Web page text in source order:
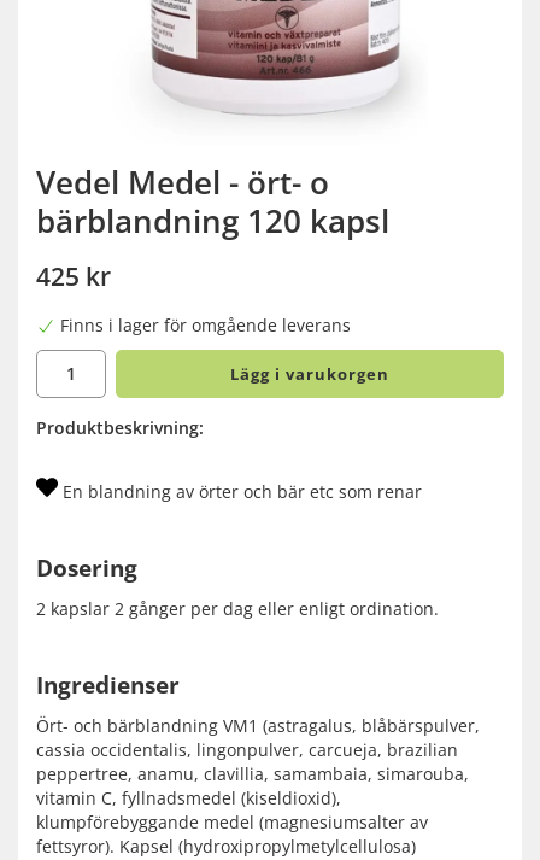
Vedel Medel - ört- o
bärblandning 120 kapsl
425 kr
Finns i lager för omgående leverans
Lägg i varukorgen
Produktbeskrivning:
En blandning av örter och bär etc som renar
Dosering
2 kapslar 2 gånger per dag eller enligt ordination.
Ingredienser
Ört- och bärblandning VM1 (astragalus, blåbärspulver,
cassia occidentalis, lingonpulver, carcueja, brazilian
peppertree, anamu, clavillia, samambaia, simarouba,
vitamin C, fyllnadsmedel (kiseldioxid),
klumpförebyggande medel (magnesiumsalter av
fettsyror). Kapsel (hydroxipropylmetylcellulosa)